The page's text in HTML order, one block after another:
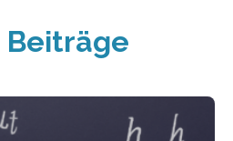
Beiträge